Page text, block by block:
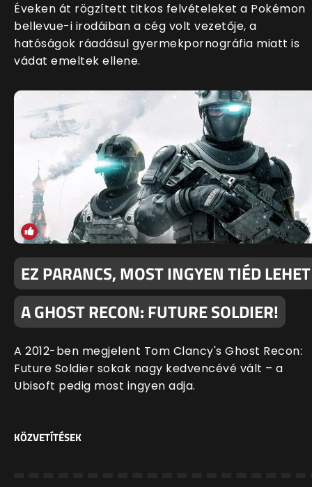
Éveken át rögzített titkos felvételeket a Pokémon
bellevue-i irodáiban a cég volt vezetője, a
hatóságok ráadásul gyermekpornográfia miatt is
vádat emeltek ellene.
EZ PARANCS, MOST INGYEN TIÉD LEHET
A GHOST RECON: FUTURE SOLDIER!
A 2012-ben megjelent Tom Clancy's Ghost Recon:
Future Soldier sokak nagy kedvencévé vált – a
Ubisoft pedig most ingyen adja.
KÖZVETÍTÉSEK